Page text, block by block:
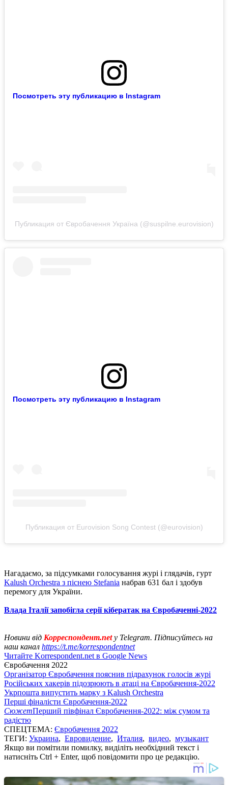
Посмотреть эту публикацию в Instagram
Публикация от Євробачення Україна (@suspilne.eurovision)
Посмотреть эту публикацию в Instagram
Публикация от Eurovision Song Contest (@eurovision)
Нагадаємо, за підсумками голосування журі і глядачів, гурт
Kalush Orchestra з піснею Stefania набрав 631 бал і здобув
перемогу для України.
Влада Італії запобігла серії кібератак на Євробаченні-2022
Новини від Корреспондент.netу Telegram. Підписуйтесь на
наш канал https://t.me/korrespondentnet
Читайте Korrespondent.net в Google News
Євробачення 2022
Організатор Євробачення пояснив підрахунок голосів журі
Російських хакерів підозрюють в атаці на Євробачення-2022
Укрпошта випустить марку з Kalush Orchestra
Перші фіналісти Євробачення-2022
СюжетПерший півфінал Євробачення-2022: між сумом та
радістю
СПЕЦТЕМА: Євробачення 2022
ТЕГИ: Украина, Евровидение, Италия, видео, музыкант
Якщо ви помітили помилку, виділіть необхідний текст і
натисніть Ctrl + Enter, щоб повідомити про це редакцію.